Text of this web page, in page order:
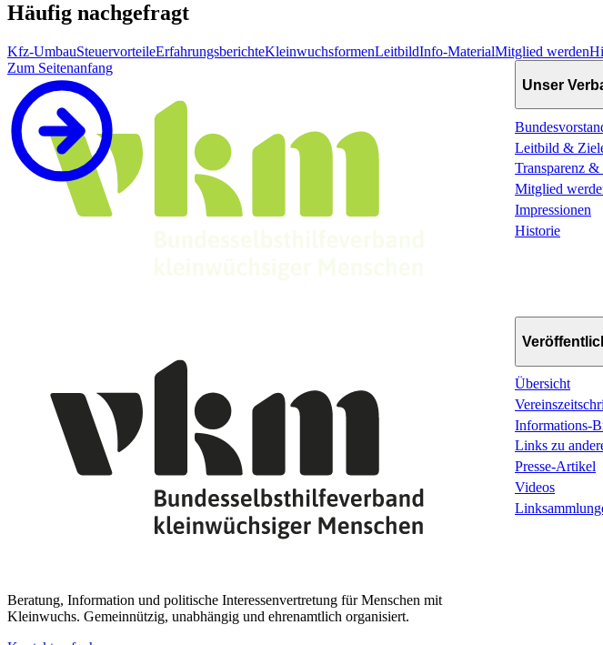
Häufig nachgefragt
Kfz-UmbauSteuervorteileErfahrungsberichteKleinwuchsformenLeitbildInfo-MaterialMitglied werden
Zum Seitenanfang
Beratung, Information und politische Interessenvertretung für Menschen mit
Kleinwuchs. Gemeinnützig, unabhängig und ehrenamtlich organisiert.
Unser
Leitbild &
Transparenz
Mitglied
Impressionen
Historie
Übersicht
Informations-
Links zu
Presse-Artikel
Videos